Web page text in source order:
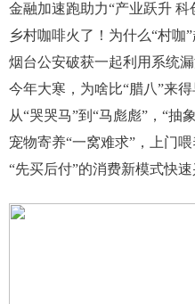
乡村咖啡火了！为什么“村咖
烟台公安破获一起利用系统
今年大寒，为啥比“腊八”来得
从“哭哭马”到“马彪彪”，“抽
宠物寄养“一窝难求”，上门
“先买后付”的消费新模式快